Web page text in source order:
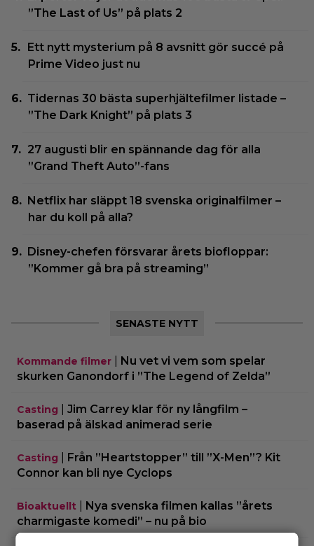
”The Last of Us” på plats 2
Ett nytt mysterium på 8 avsnitt gör succé på
Prime Video just nu
Tidernas 30 bästa superhjältefilmer listade –
”The Dark Knight” på plats 3
27 augusti blir en spännande dag för alla
”Grand Theft Auto”-fans
Netflix har släppt 18 svenska originalfilmer –
har du koll på alla?
Disney-chefen försvarar årets biofloppar:
”Kommer gå bra på streaming”
SENASTE NYTT
Kommande filmer
Nu vet vi vem som spelar
skurken Ganondorf i ”The Legend of Zelda”
Casting
Jim Carrey klar för ny långfilm –
baserad på älskad animerad serie
Casting
Från ”Heartstopper” till ”X-Men”? Kit
Connor kan bli nye Cyclops
Bioaktuellt
Nya svenska filmen kallas ”årets
charmigaste komedi” – nu på bio